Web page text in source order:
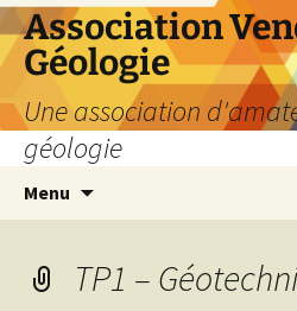
Aller
au
contenu
Association
Géologie
Une association
géologie
Menu
TP1 –